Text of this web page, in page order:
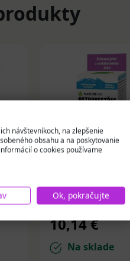
NATUREVIA
LipoAktiv
ks
10,14 €
Na sklade
návštevníkoch, na zlepšenie
obsahu a na poskytovanie
o cookies používame
Ok, pokračujte